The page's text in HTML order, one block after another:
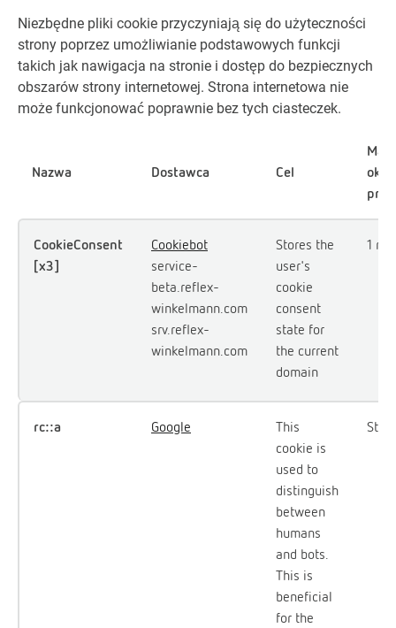
Niezbędne pliki cookie przyczyniają się do użyteczności
strony poprzez umożliwianie podstawowych funkcji
takich jak nawigacja na stronie i dostęp do bezpiecznych
obszarów strony internetowej. Strona internetowa nie
może funkcjonować poprawnie bez tych ciasteczek.
Nazwa Dostawca Cel
CookieConsent
[x3]
Cookiebot
service-
beta.reflex-
winkelmann.com
srv.reflex-
winkelmann.com
Stores the
user's
cookie
consent
state for
the current
domain
1 rok
rc::a Google
This
cookie is
used to
distinguish
between
humans
and bots.
This is
beneficial
for the
Stałe